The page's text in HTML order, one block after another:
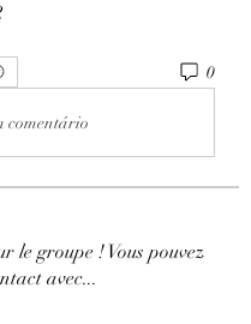
0
comentário
le groupe ! Vous pouvez
avec...